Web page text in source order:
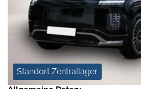
Standort Zentrallager